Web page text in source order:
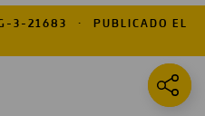
3-21683
PUBLICADO EL